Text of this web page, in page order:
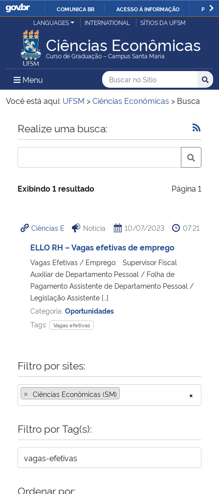
IR
O
COMUNICA BR ACESSO À INFORMAÇÃO
Ministério da Justiça e Segurança Pública
Ministério da Defesa
Ministério das Relações Exteriores
Ministério da Economia
Ministério da Infraestrutura
Ministério da Cidadania
Ministério de Minas e Energia
Ministério do Meio Ambiente
Ministério do Desenvolvimento Regional
Ministério da Mulher, da Família e dos Direitos Humanos
Secretaria-Geral
Secretaria de Governo
LANGUAGES INTERNATIONAL SÍTIOS DA UFSM
Ciências Econômicas
Curso de Graduação – Campus Santa Maria
Menu Menu Principal do Sítio
Busca
Buscar no no Sítio
Busca:
Você está aqui: UFSM >Ciências Econômicas > Busca
Início do conteúdo
Realize uma busca:
Exibindo 1 resultado Página 1
Ciências E Notícia 10/07/2023 07:21
ELLO RH – Vagas efetivas de emprego
Vagas Efetivas / Emprego: Supervisor Fiscal
Auxiliar de Departamento Pessoal / Folha de
Pagamento Assistente de Departamento Pessoal /
Legislação Assistente […]
Categoria: Oportunidades
Tags:
Vagas efetivas
Filtro por sites:
×
× Ciências Econômicas (SM)
Filtro por Tag(s):
Ordenar por: